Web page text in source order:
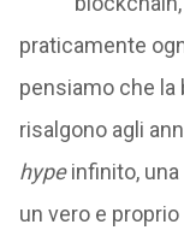
praticamente
pensiamo che la
risalgono agli
hypeinfinito, una
un vero e